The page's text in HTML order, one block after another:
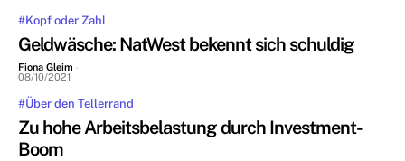
#Kopf oder Zahl
Geldwäsche: NatWest bekennt sich schuldig
Fiona Gleim -
08/10/2021
#Über den Tellerrand
Zu hohe Arbeitsbelastung durch Investment-
Boom